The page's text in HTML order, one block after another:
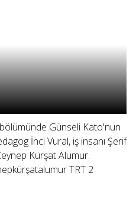
Günseli Kato'nun
İnci Vural, iş insanı Şerif
Kürşat Alumur.
TRT 2